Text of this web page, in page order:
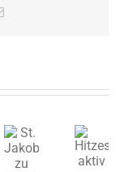
E-